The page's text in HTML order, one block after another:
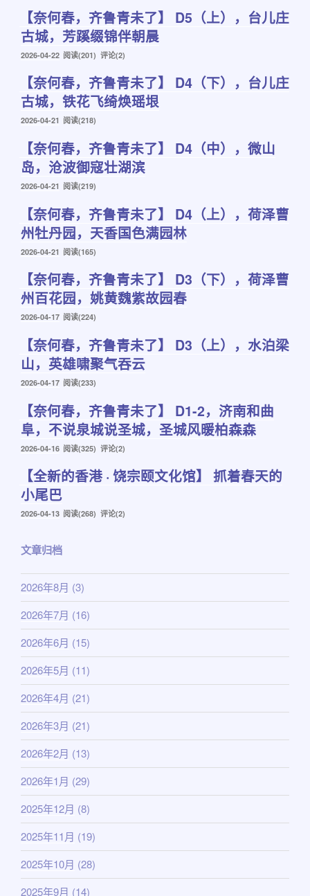
【奈何春，齐鲁青未了】 D5（上），台儿庄
古城，芳蹊缀锦伴朝晨
发
2026-04-22 阅读(201) 评论(2)
【奈何春，齐鲁青未了】 D4（下），台儿庄
古城，铁花飞绮焕瑶垠
发
2026-04-21 阅读(218)
【奈何春，齐鲁青未了】 D4（中），微山
岛，沧波御寇壮湖滨
发
2026-04-21 阅读(219)
【奈何春，齐鲁青未了】 D4（上），荷泽曹
州牡丹园，天香国色满园林
发
2026-04-21 阅读(165)
【奈何春，齐鲁青未了】 D3（下），荷泽曹
州百花园，姚黄魏紫故园春
发
2026-04-17 阅读(224)
【奈何春，齐鲁青未了】 D3（上），水泊梁
山，英雄啸聚气吞云
发
2026-04-17 阅读(233)
【奈何春，齐鲁青未了】 D1-2，济南和曲
阜，不说泉城说圣城，圣城风暖柏森森
发
2026-04-16 阅读(325) 评论(2)
【全新的香港 · 饶宗颐文化馆】 抓着春天的
小尾巴
发
2026-04-13 阅读(268) 评论(2)
文章归档
2026年8月 (3)
2026年7月 (16)
2026年6月 (15)
2026年5月 (11)
2026年4月 (21)
2026年3月 (21)
2026年2月 (13)
2026年1月 (29)
2025年12月 (8)
2025年11月 (19)
2025年10月 (28)
2025年9月 (14)